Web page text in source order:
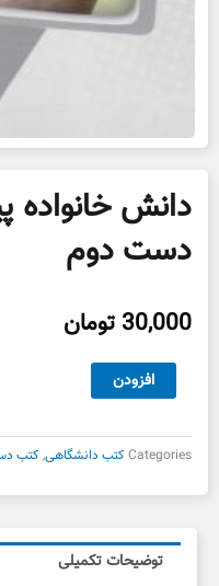
دانش خانواده
دست دوم
30,000 تومان
خانواده
دانشگاهی
دست
دوم
افزودن
Categoriesکتب دانشگاهی,کتب
توضیحات تکمیلی